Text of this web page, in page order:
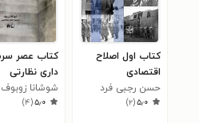
کتاب اول اصلاح
اقتصادی
حسن رجبی فرد
۵٫۰(۲)
کتاب عصر
داری نظارتی
شوشانا زوبوف
۵٫۰(۴)